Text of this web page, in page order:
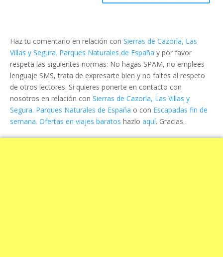
Haz tu comentario en relación con Sierras de Cazorla, Las
Villas y Segura. Parques Naturales de España y por favor
respeta las siguientes normas: No hagas SPAM, no emplees
lenguaje SMS, trata de expresarte bien y no faltes al respeto
de otros lectores. Si quieres ponerte en contacto con
nosotros en relación con Sierras de Cazorla, Las Villas y
Segura. Parques Naturales de España o con Escapadas fin de
semana. Ofertas en viajes baratos hazlo aquí. Gracias.